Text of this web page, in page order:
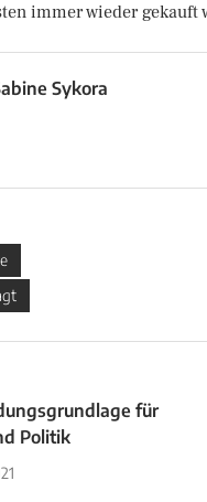
immer wieder gekauft
Sykora
für
Politik